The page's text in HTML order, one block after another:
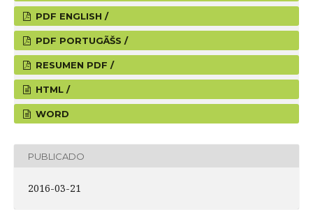
PDF ENGLISH /
PDF PORTUGÃŠS /
RESUMEN PDF /
HTML /
WORD
PUBLICADO
2016-03-21